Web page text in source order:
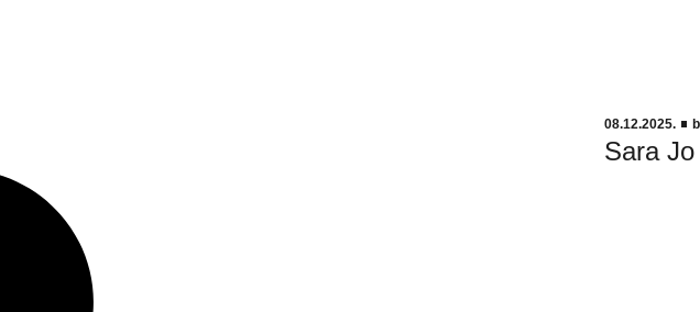
08.12.2025.
Sara